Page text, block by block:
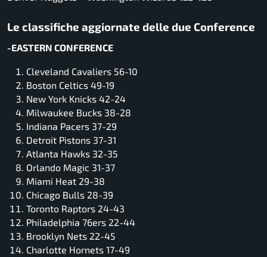
Le classifiche aggiornate delle due Conference
-EASTERN CONFERENCE
Cleveland Cavaliers 56-10
Boston Celtics 49-19
New York Knicks 42-24
Milwaukee Bucks 38-28
Indiana Pacers 37-29
Detroit Pistons 37-31
Atlanta Hawks 32-35
Orlando Magic 31-37
Miami Heat 29-38
Chicago Bulls 28-39
Toronto Raptors 24-43
Philadelphia 76ers 22-44
Brooklyn Nets 22-45
Charlotte Hornets 17-49